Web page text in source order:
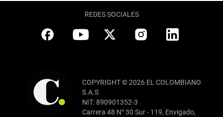
REDES SOCIALES
COPYRIGHT © 2026 EL COLOMBIANO
S.A.S
NIT: 890901352-3
Carrera 48 N° 30 Sur - 119, Envigado,